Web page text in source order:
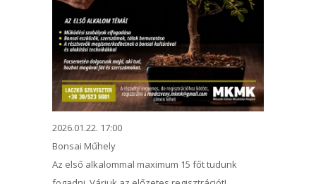
2026.01.22. 17:00
Bonsai Műhely
Az első alkalommal maximum 15 főt tudunk